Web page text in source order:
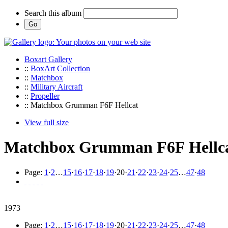
Search this album
Boxart Gallery
:: BoxArt Collection
:: Matchbox
:: Military Aircraft
:: Propeller
:: Matchbox Grumman F6F Hellcat
View full size
Matchbox Grumman F6F
Page: 1 ·2…15·16·17·18·19·20·21 ·22·23·24·25…47·48
1973
Page: 1 ·2…15·16·17·18·19·20·21 ·22·23·24·25…47·48